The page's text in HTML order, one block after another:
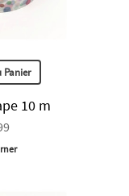
Panier
10 m